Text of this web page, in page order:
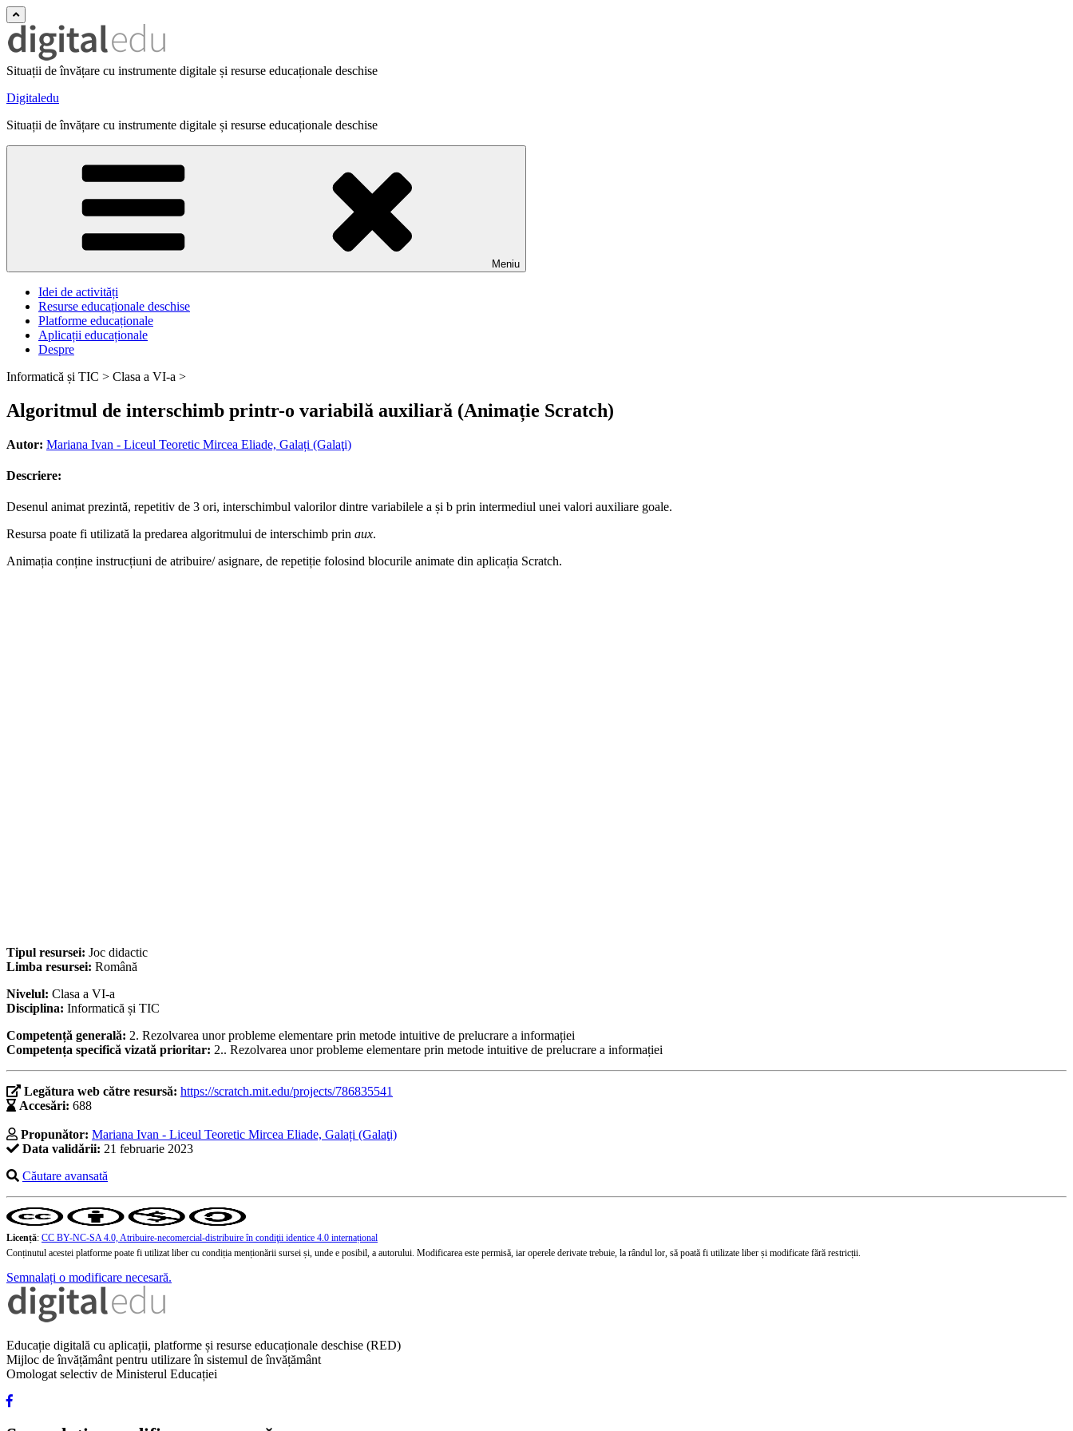
Situații de învățare cu instrumente digitale și resurse educaționale deschise
Digitaledu
Situații de învățare cu instrumente digitale și resurse educaționale deschise
Meniu
Idei de activități
Resurse educaționale deschise
Platforme educaționale
Aplicații educaționale
Despre
Informatică și TIC > Clasa a VI-a >
Algoritmul de interschimb printr-o variabilă auxiliară (Animație Scratch)
Autor: Mariana Ivan - Liceul Teoretic Mircea Eliade, Galați (Galaţi)
Descriere:
Desenul animat prezintă, repetitiv de 3 ori, interschimbul valorilor dintre variabilele a și b prin intermediul unei valori auxiliare goale.
Resursa poate fi utilizată la predarea algoritmului de interschimb prin aux.
Animația conține instrucțiuni de atribuire/ asignare, de repetiție folosind blocurile animate din aplicația Scratch.
Tipul resursei: Joc didactic
Limba resursei: Română
Nivelul: Clasa a VI-a
Disciplina: Informatică și TIC
Competență generală: 2. Rezolvarea unor probleme elementare prin metode intuitive de prelucrare a informației
Competența specifică vizată prioritar: 2.. Rezolvarea unor probleme elementare prin metode intuitive de prelucrare a informației
Legătura web către resursă: https://scratch.mit.edu/projects/786835541
Accesări: 688
Propunător: Mariana Ivan - Liceul Teoretic Mircea Eliade, Galați (Galaţi)
Data validării: 21 februarie 2023
Căutare avansată
Licență: CC BY-NC-SA 4.0, Atribuire-necomercial-distribuire în condiţii identice 4.0 internațional
Conținutul acestei platforme poate fi utilizat liber cu condiția menționării sursei și, unde e posibil, a autorului. Modificarea este permisă, iar operele derivate trebuie, la rândul lor, să poată fi utilizate liber și modificate fără restricții.
Semnalați o modificare necesară.
Educație digitală cu aplicații, platforme și resurse educaționale deschise (RED)
Mijloc de învățământ pentru utilizare în sistemul de învățământ
Omologat selectiv de Ministerul Educației